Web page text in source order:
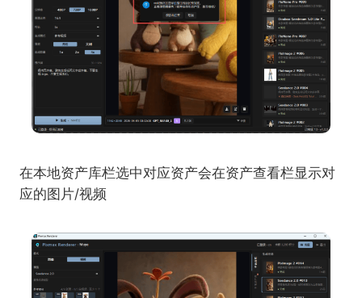
在本地资产库栏选中对应资产会在资产查看栏显示对
应的图片/视频